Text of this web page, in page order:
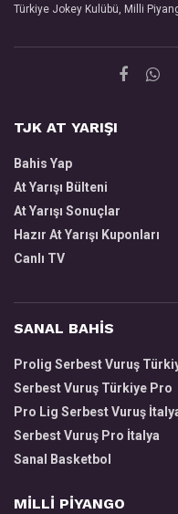
Türkiye Jokey Kulübü, Milli
TJK AT YARIŞI
Bahis Yap
At Yarışı Bülteni
At Yarışı Sonuçlar
Hazır At Yarışı Kuponları
Canlı TV
SANAL BAHİS
Prolig Serbest Vuruş
Serbest Vuruş Türkiye Pro
Pro Lig Serbest Vuruş
Serbest Vuruş Pro İtalya
Sanal Basketbol
MİLLİ PİYANGO